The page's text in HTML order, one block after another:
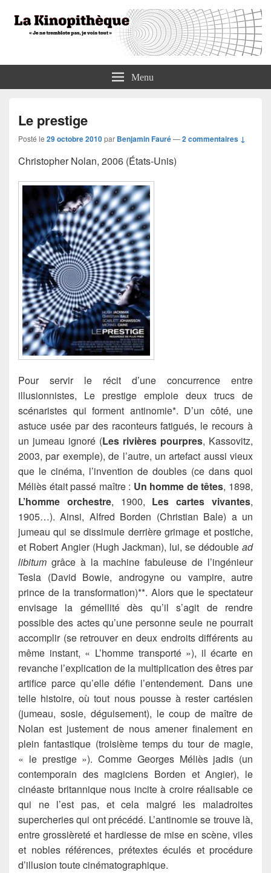
La KinopithèqueMenu
Le prestige
Posté le 29 octobre 2010par Benjamin Fauré—2 commentaires ↓
Christopher Nolan, 2006 (États-Unis)
Pour servir le récit d’une concurrence entre
illusionnistes, Le prestige emploie deux trucs de
scénaristes qui forment antinomie*. D’un côté, une
astuce usée par des raconteurs fatigués, le recours à
un jumeau ignoré (Les rivières pourpres, Kassovitz,
2003, par exemple), de l’autre, un artefact aussi vieux
que le cinéma, l’invention de doubles (ce dans quoi
Méliès était passé maître : Un homme de têtes, 1898,
L’homme orchestre, 1900, Les cartes vivantes,
1905…). Ainsi, Alfred Borden (Christian Bale) a un
jumeau qui se dissimule derrière grimage et postiche,
et Robert Angier (Hugh Jackman), lui, se dédouble ad
libitum grâce à la machine fabuleuse de l’ingénieur
Tesla (David Bowie, androgyne ou vampire, autre
prince de la transformation)**. Alors que le spectateur
envisage la gémellité dès qu’il s’agit de rendre
possible des actes qu’une personne seule ne pourrait
accomplir (se retrouver en deux endroits différents au
même instant, « L’homme transporté »), il écarte en
revanche l’explication de la multiplication des êtres par
artifice parce qu’elle défie l’entendement. Dans une
telle histoire, où tout nous pousse à rester cartésien
(jumeau, sosie, déguisement), le coup de maître de
Nolan est justement de nous amener finalement en
plein fantastique (troisième temps du tour de magie,
« le prestige »). Comme Georges Méliès jadis (un
contemporain des magiciens Borden et Angier), le
cinéaste britannique nous incite à croire réalisable ce
qui ne l’est pas, et cela malgré les maladroites
supercheries qui ont précédé. L’antinomie se trouve là,
entre grossièreté et hardiesse de mise en scène, viles
et nobles références, prétextes éculés et procédure
d’illusion toute cinématographique.